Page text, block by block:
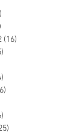
(16)